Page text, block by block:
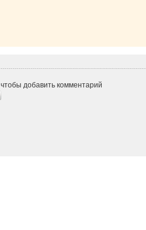
приятно!
чтобы добавить комментарий